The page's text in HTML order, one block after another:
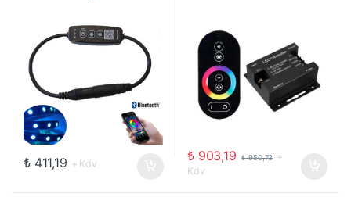
₺411,19 + Kdv
₺903,19 ₺950,73 +
Kdv